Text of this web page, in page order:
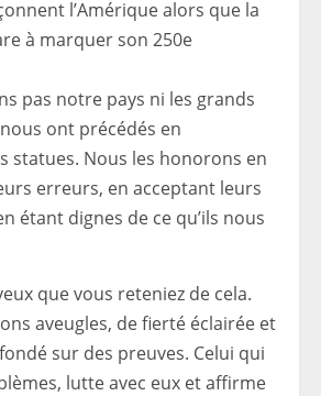
l’Amérique alors que la
à marquer son 250e
pas notre pays ni les grands
ont précédés en
statues. Nous les honorons en
erreurs, en acceptant leurs
étant dignes de ce qu’ils nous
que vous reteniez de cela.
aveugles, de fierté éclairée et
sur des preuves. Celui qui
lutte avec eux et affirme